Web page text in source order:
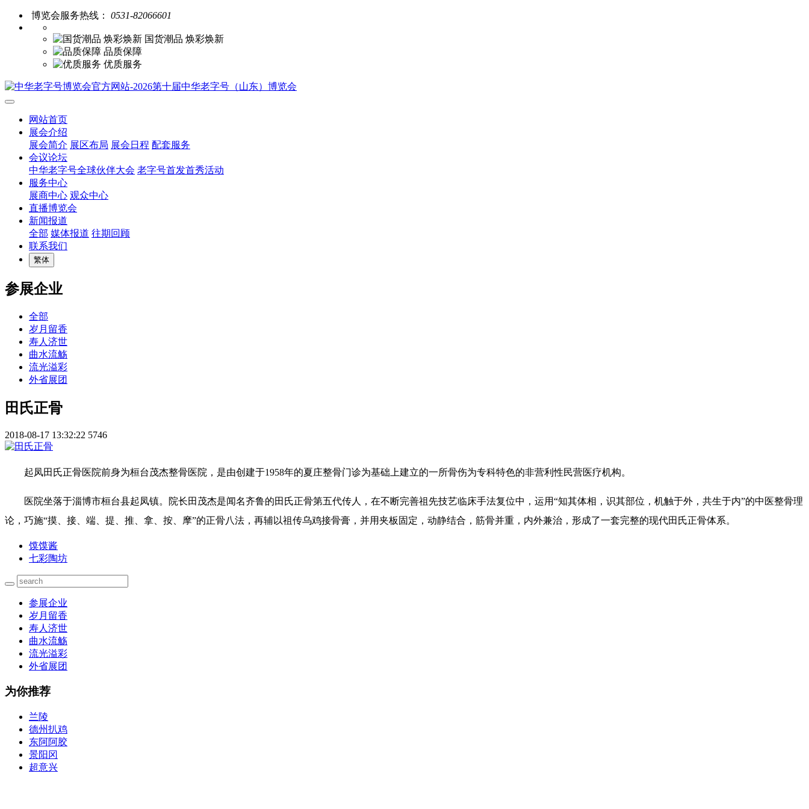
博览会服务热线： 0531-82066601
国货潮品 焕彩焕新
品质保障
优质服务
网站首页
展会介绍
展会简介 展区布局 展会日程 配套服务
会议论坛
中华老字号全球伙伴大会 老字号首发首秀活动
服务中心
展商中心 观众中心
直播博览会
新闻报道
全部 媒体报道 往期回顾
联系我们
繁体
参展企业
全部
岁月留香
寿人济世
曲水流觞
流光溢彩
外省展团
田氏正骨
2018-08-17 13:32:22 5746
起凤田氏正骨医院前身为桓台茂杰整骨医院，是由创建于1958年的夏庄整骨门诊为基础上建立的一所骨伤为专科特色的非营利性民营医疗机构。
医院坐落于淄博市桓台县起凤镇。院长田茂杰是闻名齐鲁的田氏正骨第五代传人，在不断完善祖先技艺临床手法复位中，运用“知其体相，识其部位，机触于外，共生于内”的中医整骨理
论，巧施“摸、接、端、提、推、拿、按、摩”的正骨八法，再辅以祖传乌鸡接骨膏，并用夹板固定，动静结合，筋骨并重，内外兼治，形成了一套完整的现代田氏正骨体系。
馍馍酱
七彩陶坊
参展企业
岁月留香
寿人济世
曲水流觞
流光溢彩
外省展团
为你推荐
兰陵
德州扒鸡
东阿阿胶
景阳冈
超意兴